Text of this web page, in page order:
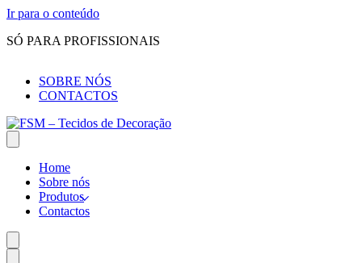
Ir para o conteúdo
SÓ PARA PROFISSIONAIS
SOBRE NÓS
CONTACTOS
Home
Sobre nós
Produtos
Contactos